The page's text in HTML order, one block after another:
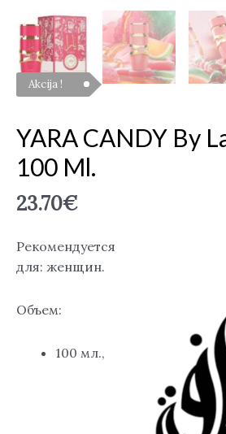
Akcija !
YARA CANDY By
100 Ml.
23.70€
Рекомендуется
для: женщин.
Объем:
100 мл.,